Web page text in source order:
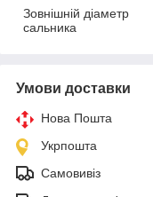
Зовнішній діаметр
сальника
Умови доставки
Нова Пошта
Укрпошта
Самовивіз